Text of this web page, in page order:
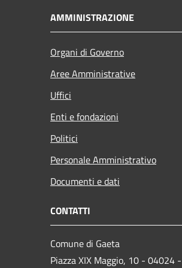
AMMINISTRAZIONE
Organi di Governo
Aree Amministrative
Uffici
Enti e fondazioni
Politici
Personale Amministrativo
Documenti e dati
CONTATTI
Comune di Gaeta
Piazza XIX Maggio, 10 - 04024 -